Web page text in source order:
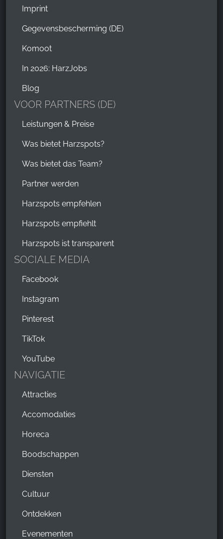
Imprint
Gegevensbescherming (DE)
Komoot
In 2026: HarzJobs
Blog
VOOR PARTNERS (DE)
Leistungen & Preise
Was bietet Harzspots?
Was bietet das Team?
Partner werden
Harzspots empfehlen
Harzspots empfiehlt
Harzspots ist transparent
SOCIALE MEDIA
Facebook
Instagram
Pinterest
TikTok
YouTube
NAVIGATIE
Attracties
Accomodaties
Horeca
Boodschappen
Diensten
Cultuur
Ontdekken
Evenementen